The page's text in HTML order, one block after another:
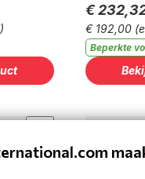
€
€ 192,00
Beperkte